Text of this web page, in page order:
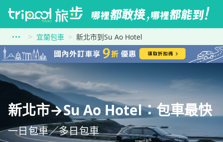
宜蘭包車 新北市到Su Ao Hotel
新北市→Su Ao Hotel：包車最快
一日包車／多日包車